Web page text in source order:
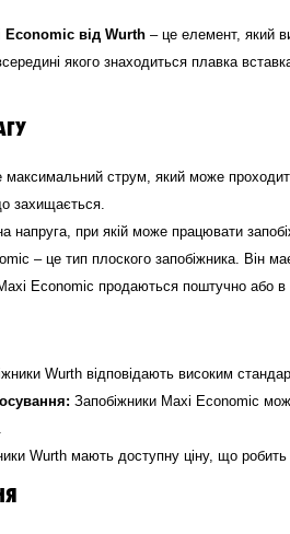
Economic від Wurth – це елемент, який
якого знаходиться плавка
максимальний струм, який може
захищається.
напруга, при якій може працювати
– це тип плоского запобіжника. Він
Economic продаються поштучно або в
Wurth відповідають високим
Запобіжники Maxi Economic
Wurth мають доступну ціну, що